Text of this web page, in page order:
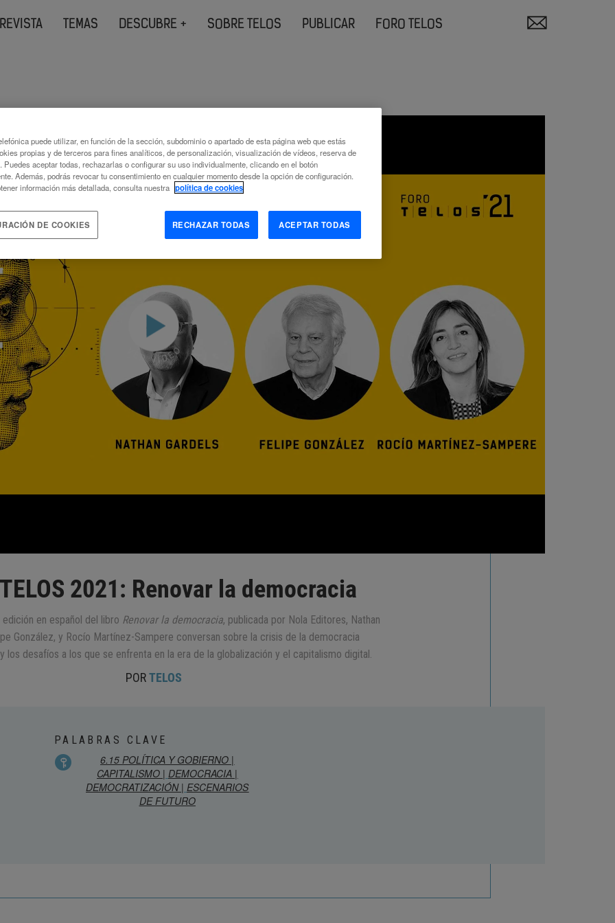
REVISTA TEMAS DESCUBRE + SOBRE TELOS PUBLICAR FORO TELOS
2021: Renovar la democracia
en español del libro Renovar la democracia, publicada por Nola Editores, Nathan
González, y Rocío Martínez-Sampere conversan sobre la crisis de la democracia
los desafíos a los que se enfrenta en la era de la globalización y el capitalismo digital.
PORTELOS
PALABRAS CLAVE
6.15 POLÍTICA Y GOBIERNO |
CAPITALISMO | DEMOCRACIA |
DEMOCRATIZACIÓN | ESCENARIOS
DE FUTURO
puede utilizar, en función de la sección, subdominio o apartado de esta página web que estás
propias y de terceros para fines analíticos, de personalización, visualización de vídeos, reserva de
Puedes aceptar todas, rechazarlas o configurar su uso individualmente, clicando en el botón
Además, podrás revocar tu consentimiento en cualquier momento desde la opción de configuración.
información más detallada, consulta nuestra política de cookies
RECHAZAR TODAS ACEPTAR TODAS
DE COOKIES